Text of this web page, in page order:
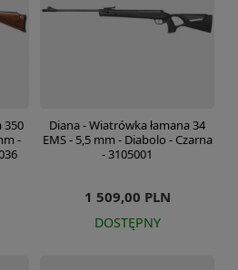
350
-
Diana - Wiatrówka łamana 34
EMS - 5,5 mm - Diabolo - Czarna
- 3105001
1 509,00 PLN
DOSTĘPNY